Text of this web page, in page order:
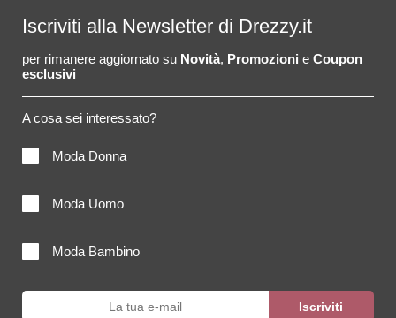
Iscriviti alla Newsletter di Drezzy.it
per rimanere aggiornato su Novità, Promozioni e Coupon
esclusivi
A cosa sei interessato?
Moda Donna
Moda Uomo
Moda Bambino